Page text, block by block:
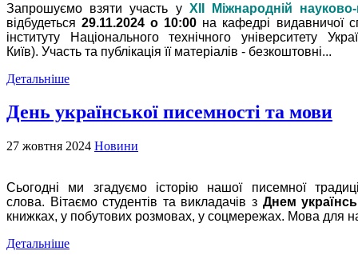
Запрошуємо взяти участь у ХІІ Міжнародній
відбудеться29.11.2024 о 10:00 на кафедрі видавничої
інституту Національного технічного університету
Київ). Участь та публікація її матеріалів - безкоштовні...
Детальніше
День української писемності та мови
27 жовтня 2024 Новини
Сьогодні ми згадуємо історію нашої писемної
слова. Вітаємо студентів та викладачів з Днем
книжках, у побутових розмовах, у соцмережах. Мова для
Детальніше